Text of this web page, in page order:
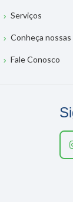
Serviços
Conheça
Fale Conosco